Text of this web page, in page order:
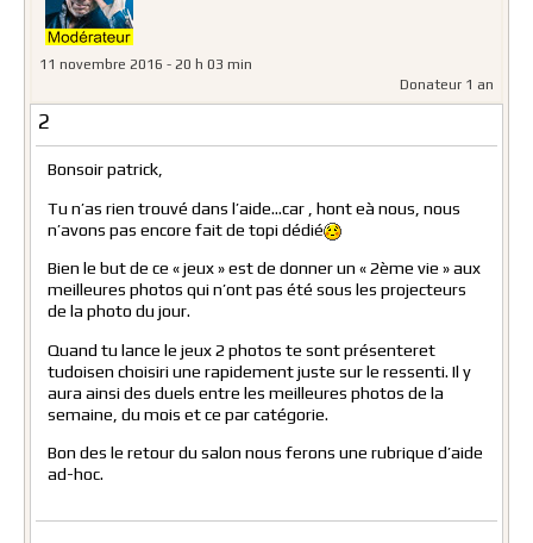
11 novembre 2016 - 20 h 03 min
Donateur 1 an
2
Bonsoir patrick,
Tu n’as rien trouvé dans l’aide…car , hont eà nous, nous
n’avons pas encore fait de topi dédié
Bien le but de ce « jeux » est de donner un « 2ème vie » aux
meilleures photos qui n’ont pas été sous les projecteurs
de la photo du jour.
Quand tu lance le jeux 2 photos te sont présenteret
tudoisen choisiri une rapidement juste sur le ressenti. Il y
aura ainsi des duels entre les meilleures photos de la
semaine, du mois et ce par catégorie.
Bon des le retour du salon nous ferons une rubrique d’aide
ad-hoc.